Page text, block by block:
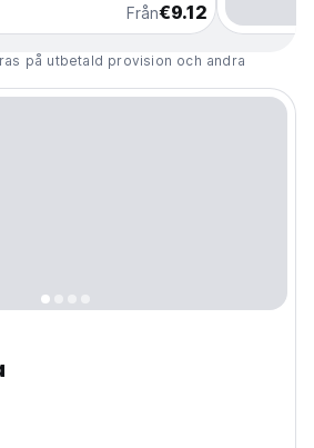
Från€9.12
på utbetald provision och andra